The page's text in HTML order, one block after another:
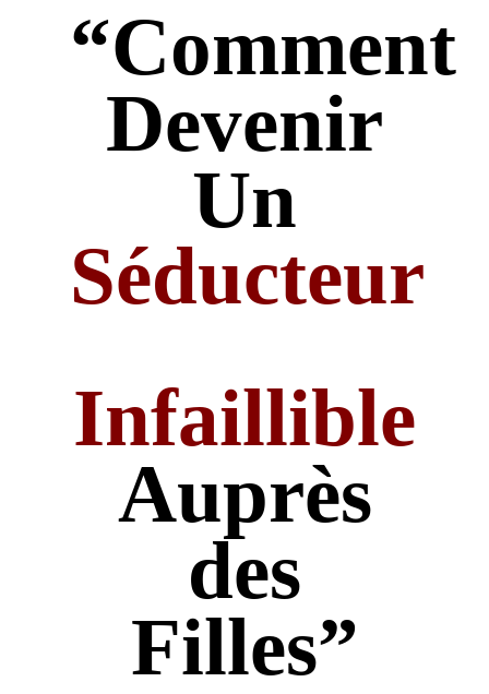
“Comment
Devenir
Un
Séducteur
Infaillible
Auprès
des
Filles”